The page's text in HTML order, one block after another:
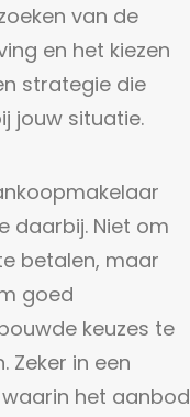
van de
en het kiezen
strategie die
jouw situatie.
daarbij. Niet om
betalen, maar
goed
keuzes te
Zeker in een
het aanbod